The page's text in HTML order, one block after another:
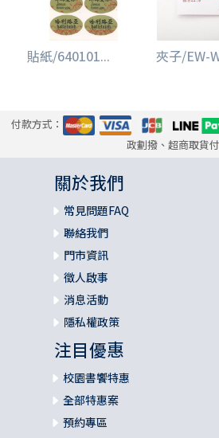
貼紙/640101... 夾子/EW-
付款方式：
政劃撥、超商取貨
關於我們
常見問題FAQ
聯絡我們
門市資訊
徵人啟事
消息活動
隱私權政策
注目優惠
校園書饗特惠
全部特惠案
預約專區